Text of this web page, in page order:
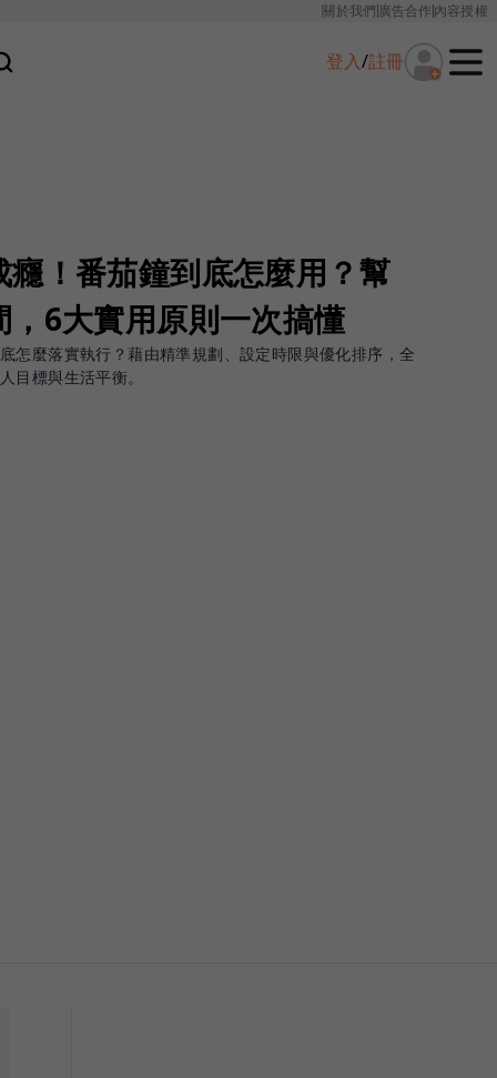
關於我們廣告合作內容授權
登入/註冊
！番茄鐘到底怎麼用？幫
6大實用原則一次搞懂
怎麼落實執行？藉由精準規劃、設定時限與優化排序，全
目標與生活平衡。